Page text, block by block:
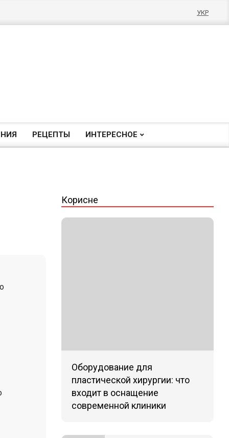
УКР
РЕЦЕПТЫ ИНТЕРЕСНОЕ
Корисне
Оборудование для
пластической хирургии: что
входит в оснащение
современной клиники